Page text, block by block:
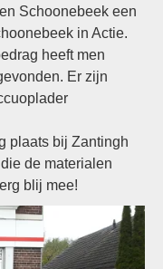
Schoonebeek een
in Actie.
heeft men
Er zijn
plaats bij Zantingh
de materialen
blij mee!